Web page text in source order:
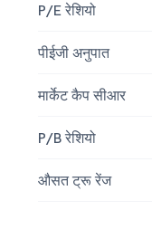
P/E रेशियो
पीईजी अनुपात
मार्केट कैप सीआर
P/B रेशियो
औसत ट्रू रेंज